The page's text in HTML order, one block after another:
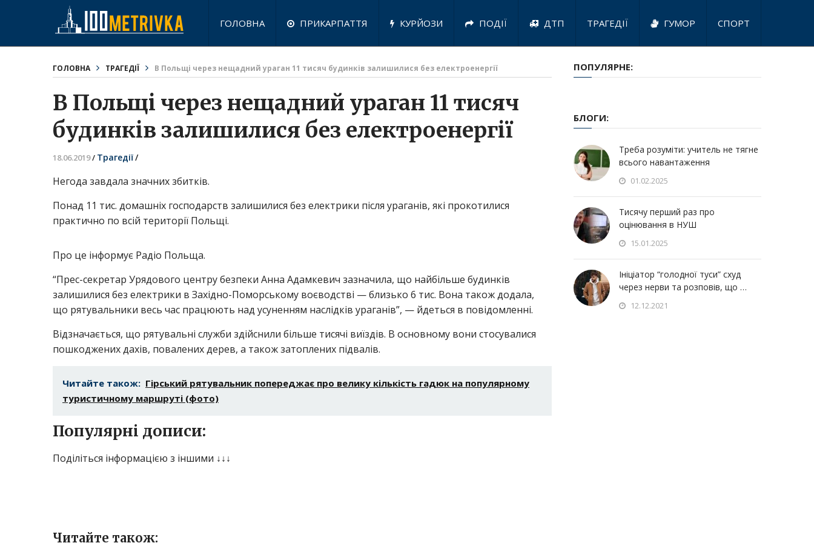
ГОЛОВНА ПРИКАРПАТТЯ КУРЙОЗИ ПОДІЇ ДТП ТРАГЕДІЇ ГУМОР СПОРТ
ГОЛОВНА ТРАГЕДІЇ В Польщі через нещадний ураган 11 тисяч будинків залишилися без електроенергії
В Польщі через нещадний ураган 11 тисяч
будинків залишилися без електроенергії
18.06.2019/ Трагедії/
Негода завдала значних збитків.
Понад 11 тис. домашніх господарств залишилися без електрики після ураганів, які прокотилися
практично по всій території Польщі.
Про це інформує Радіо Польща.
“Прес-секретар Урядового центру безпеки Анна Адамкевич зазначила, що найбільше будинків
залишилися без електрики в Західно-Поморському воєводстві — близько 6 тис. Вона також додала,
що рятувальники весь час працюють над усуненням наслідків ураганів”, — йдеться в повідомленні.
Відзначається, що рятувальні служби здійснили більше тисячі виїздів. В основному вони стосувалися
пошкоджених дахів, повалених дерев, а також затоплених підвалів.
Читайте також: Гірський рятувальник попереджає про велику кількість гадюк на популярному
туристичному маршруті (фото)
Популярні дописи:
Поділіться інформацією з іншими ↓↓↓
Читайте також:
ПОПУЛЯРНЕ:
БЛОГИ:
Треба розуміти: учитель не тягне
всього навантаження
01.02.2025
Тисячу перший раз про
оцінювання в НУШ
15.01.2025
Ініціатор “голодної туси” схуд
через нерви та розповів, що …
12.12.2021